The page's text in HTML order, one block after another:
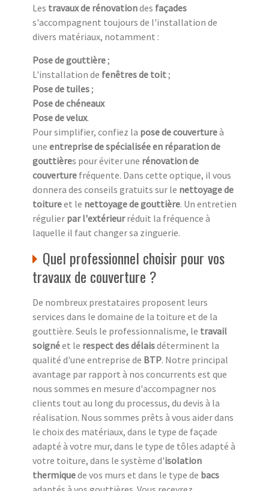
Les travaux de rénovationdes façades
s'accompagnent toujours de l'installation de
divers matériaux, notamment :
Pose de gouttière;
L'installation de fenêtres de toit;
Pose de tuiles;
Pose de chéneaux
Pose de velux.
Pour simplifier, confiez la pose de couvertureà
une entreprise de spécialisée en réparation de
gouttières pour éviter une rénovation de
couverture fréquente. Dans cette optique, il vous
donnera des conseils gratuits sur le nettoyage de
toitureet le nettoyage de gouttière. Un entretien
régulier par l'extérieurréduit la fréquence à
laquelle il faut changer sa zinguerie.
Quel professionnel choisir pour vos
travaux de couverture ?
De nombreux prestataires proposent leurs
services dans le domaine de la toiture et de la
gouttière. Seuls le professionnalisme, le travail
soignéet le respect des délaisdéterminent la
qualité d'une entreprise de BTP. Notre principal
avantage par rapport à nos concurrents est que
nous sommes en mesure d'accompagner nos
clients tout au long du processus, du devis à la
réalisation. Nous sommes prêts à vous aider dans
le choix des matériaux, dans le type de façade
adapté à votre mur, dans le type de tôles adapté à
votre toiture, dans le système d'isolation
thermiquede vos murs et dans le type de bacs